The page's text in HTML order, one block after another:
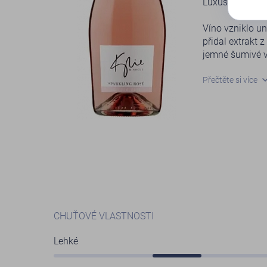
Víno vzniklo
přidal extrakt
jemné šumivé
Toto víno
Přečtěte si více
CHUŤOVÉ VLASTNOSTI
Lehké